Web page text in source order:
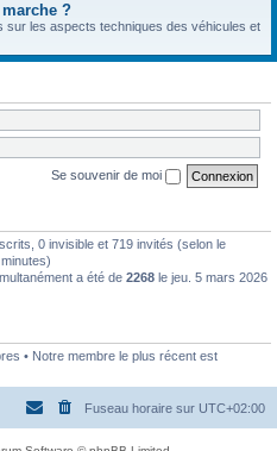
?
sur les aspects techniques des véhicules et
Se souvenir de moi
0 invisible et 719 invités (selon le
a été de 2268 le jeu. 5 mars 2026
• Notre membre le plus récent est
Fuseau horaire sur UTC+02:00